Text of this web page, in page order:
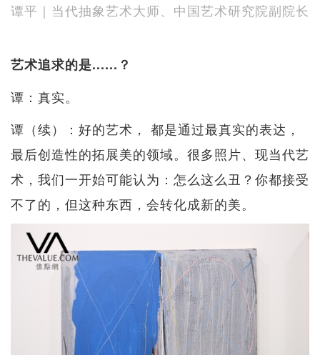
谭平｜当代抽象艺术大师、中国艺术研究院副院长
艺术追求的是......？
谭：真实。
谭（续）：好的艺术， 都是通过最真实的表达，
最后创造性的拓展美的领域。很多照片、现当代艺
术，我们一开始可能认为：怎么这么丑？你都接受
不了的，但这种东西，会转化成新的美。